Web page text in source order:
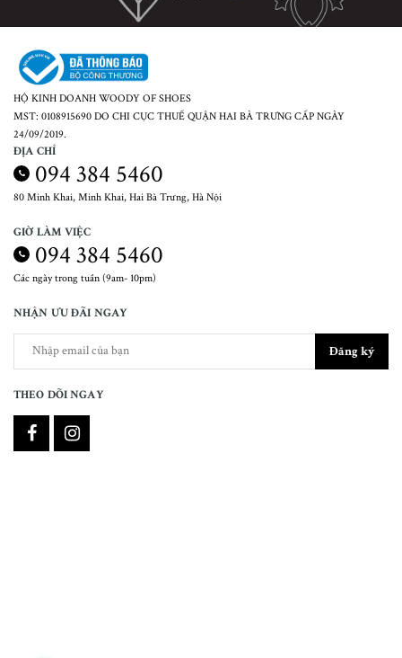
HỘ KINH DOANH WOODY OF SHOES
MST: 0108915690 DO CHI CỤC THUẾ QUẬN HAI BÀ TRƯNG CẤP NGÀY
24/09/2019.
ĐỊA CHỈ
094 384 5460
80 Minh Khai, Minh Khai, Hai Bà Trưng, Hà Nội
GIỜ LÀM VIỆC
094 384 5460
Các ngày trong tuần (9am- 10pm)
NHẬN ƯU ĐÃI NGAY
Đăng ký
THEO DÕI NGAY